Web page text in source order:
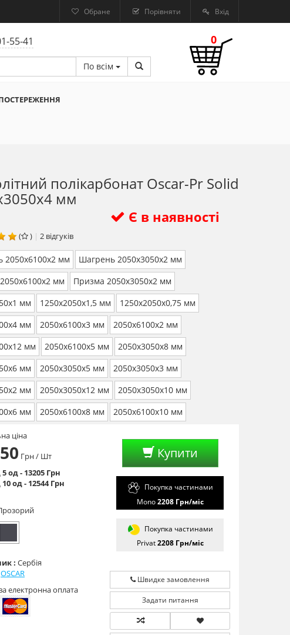
Обране Порівняти Вхід
55-41
По всім
0
полікарбонат Oscar-Pr Solid
мм
Є в наявності
( ) | 2 відгуків
2050х6100х2 мм
Шагрень 2050х3050х2 мм
мм
Призма 2050х3050х2 мм
мм
1250х2050х1,5 мм
1250х2050х0,75 мм
мм
2050х6100х3 мм
2050х6100х2 мм
мм
2050х6100х5 мм
2050х3050х8 мм
мм
2050х3050х5 мм
2050х3050х3 мм
мм
2050х3050х12 мм
2050х3050х10 мм
мм
2050х6100х8 мм 2050х6100х10 мм
ціна
Грн/ Шт
од - 13205 Грн
од - 12544 Грн
: Сербія
OSCAR
електронна оплата
Купити
Покупка частинами
Mono2208Грн/мiс
Покупка частинами
Privat2208Грн/мiс
Швидке замовлення
Задати питання